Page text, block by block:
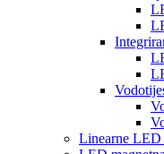
Linearne